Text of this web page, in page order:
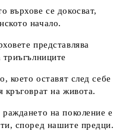
върхове се докосват,
начало.
представлява
което оставят след себе
кръговрат на живота.
на поколение е
според нашите предци.